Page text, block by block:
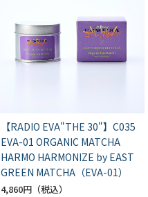
【RADIO EVA"THE 30"】C035
EVA-01 ORGANIC MATCHA
HARMO HARMONIZE by EAST
GREEN MATCHA（EVA-01）
4,860円